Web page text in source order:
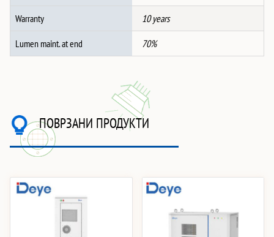
Warranty 10 years
Lumen maint. at end 70%
ПОВРЗАНИ ПРОДУКТИ